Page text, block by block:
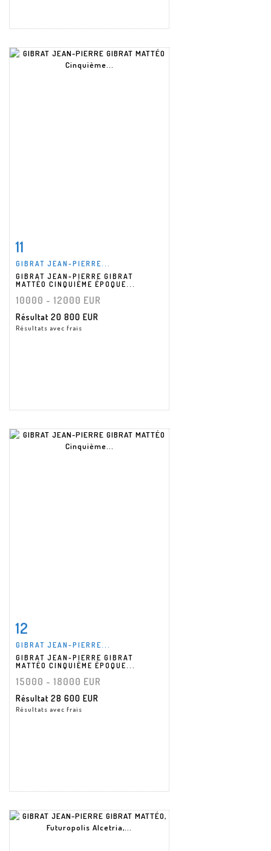
11
GIBRAT JEAN-PIERRE...
GIBRAT JEAN-PIERRE GIBRAT
MATTÉO CINQUIÈME ÉPOQUE...
10000 - 12000 EUR
Résultat 20 800 EUR
Résultats avec frais
Fiche détaillée
12
GIBRAT JEAN-PIERRE...
GIBRAT JEAN-PIERRE GIBRAT
MATTÉO CINQUIÈME ÉPOQUE...
15000 - 18000 EUR
Résultat 28 600 EUR
Résultats avec frais